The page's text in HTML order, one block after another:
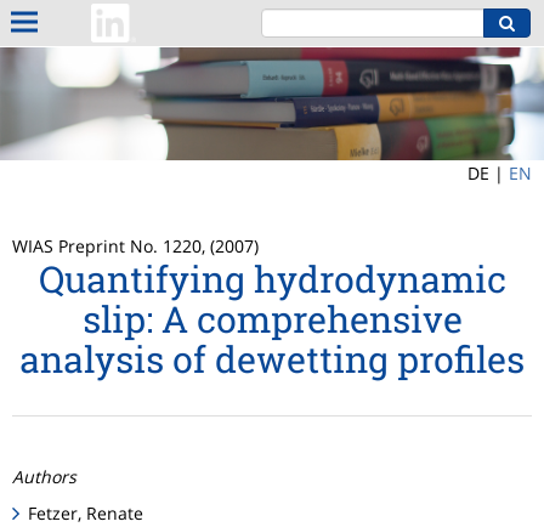
DE | EN
WIAS Preprint No. 1220, (2007)
Quantifying hydrodynamic
slip: A comprehensive
analysis of dewetting profiles
Authors
Fetzer, Renate